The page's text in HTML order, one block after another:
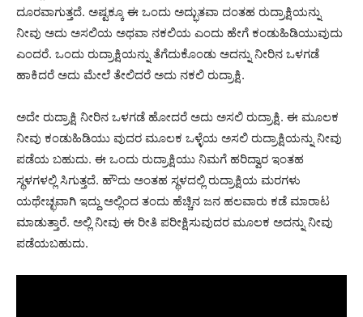
ದೂರವಾಗುತ್ತದೆ. ಅಷ್ಟಕ್ಕೂ ಈ ಒಂದು ಅದ್ಭುತವಾ ದಂತಹ ರುದ್ರಾಕ್ಷಿಯನ್ನು
ನೀವು ಅದು ಅಸಲಿಯ ಅಥವಾ ನಕಲಿಯ ಎಂದು ಹೇಗೆ ಕಂಡುಹಿಡಿಯುವುದು
ಎಂದರೆ. ಒಂದು ರುದ್ರಾಕ್ಷಿಯನ್ನು ತೆಗೆದುಕೊಂಡು ಅದನ್ನು ನೀರಿನ ಒಳಗಡೆ
ಹಾಕಿದರೆ ಅದು ಮೇಲೆ ತೇಲಿದರೆ ಅದು ನಕಲಿ ರುದ್ರಾಕ್ಷಿ.
ಅದೇ ರುದ್ರಾಕ್ಷಿ ನೀರಿನ ಒಳಗಡೆ ಹೋದರೆ ಅದು ಅಸಲಿ ರುದ್ರಾಕ್ಷಿ. ಈ ಮೂಲಕ
ನೀವು ಕಂಡುಹಿಡಿಯು ವುದರ ಮೂಲಕ ಒಳ್ಳೆಯ ಅಸಲಿ ರುದ್ರಾಕ್ಷಿಯನ್ನು ನೀವು
ಪಡೆಯ ಬಹುದು. ಈ ಒಂದು ರುದ್ರಾಕ್ಷಿಯು ನಿಮಗೆ ಹರಿದ್ವಾರ ಇಂತಹ
ಸ್ಥಳಗಳಲ್ಲಿ ಸಿಗುತ್ತದೆ. ಹೌದು ಅಂತಹ ಸ್ಥಳದಲ್ಲಿ ರುದ್ರಾಕ್ಷಿಯ ಮರಗಳು
ಯಥೇಚ್ಛವಾಗಿ ಇದ್ದು ಅಲ್ಲಿಂದ ತಂದು ಹೆಚ್ಚಿನ ಜನ ಹಲವಾರು ಕಡೆ ಮಾರಾಟ
ಮಾಡುತ್ತಾರೆ. ಅಲ್ಲಿ ನೀವು ಈ ರೀತಿ ಪರೀಕ್ಷಿಸುವುದರ ಮೂಲಕ ಅದನ್ನು ನೀವು
ಪಡೆಯಬಹುದು.